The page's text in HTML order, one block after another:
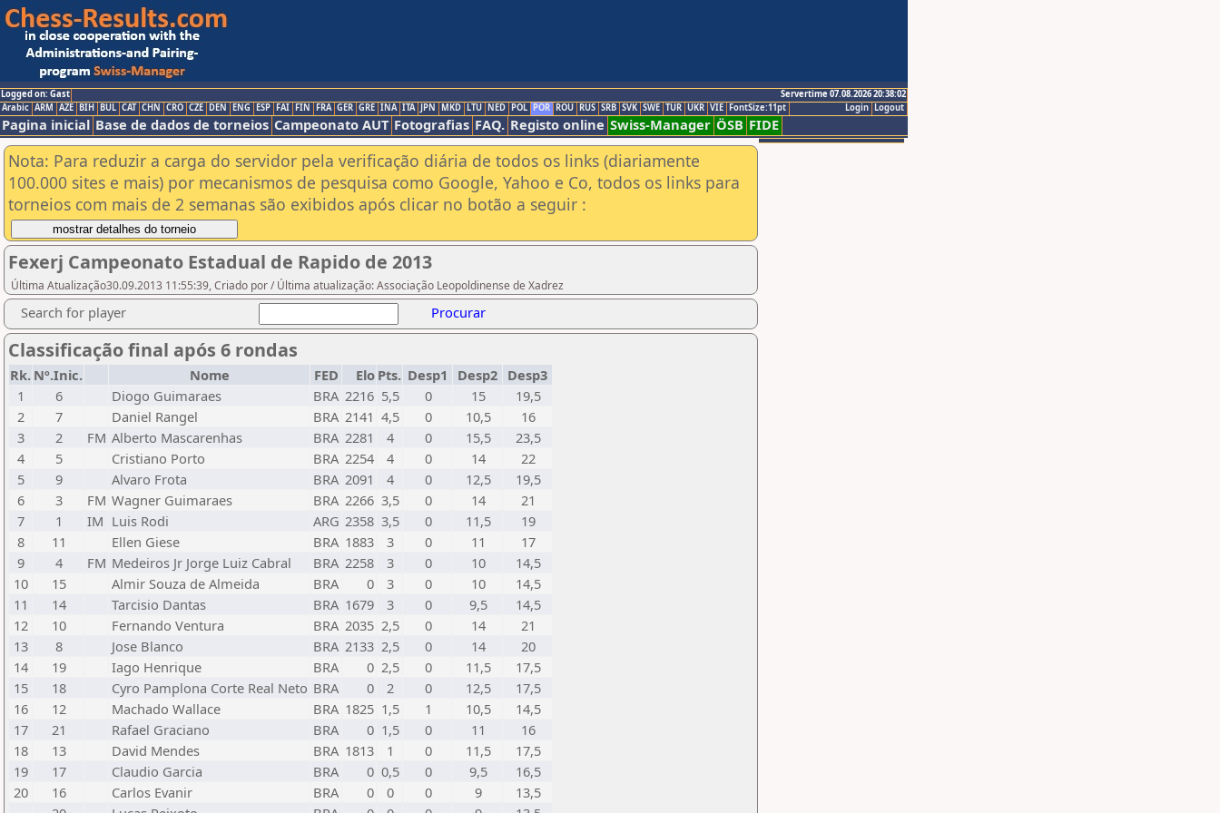
Logged on: Gast
Servertime 07.08.2026 20:38:02
Logout
Login
Arabic ARM AZE BIH BUL CAT CHN CRO CZE DEN ENG ESP FAI FIN FRA GER GRE INA ITA JPN MKD LTU NED POL POR ROU RUS SRB SVK SWE TUR UKR VIE FontSize:11pt
Pagina inicial Base de dados de torneios Campeonato AUT Fotografias FAQ. Registo online Swiss-Manager ÖSB FIDE
Nota: Para reduzir a carga do servidor pela verificação diária de todos os links (diariamente
100.000 sites e mais) por mecanismos de pesquisa como Google, Yahoo e Co, todos os links para
torneios com mais de 2 semanas são exibidos após clicar no botão a seguir :
Fexerj Campeonato Estadual de Rapido de 2013
Última Atualização30.09.2013 11:55:39, Criado por / Última atualização: Associação Leopoldinense de Xadrez
Search for player Procurar
Classificação final após 6 rondas
Rk. Nº.Inic. Nome FED Elo Pts. Desp1 Desp2 Desp3
1
6 Diogo Guimaraes BRA 2216 5,5 0 15
19,5
2
7 Daniel Rangel BRA 2141 4,5 0 10,5
16
3
2 FM Alberto Mascarenhas BRA 2281 4 0 15,5
23,5
4
5 Cristiano Porto BRA 2254 4 0 14
22
5
9 Alvaro Frota BRA 2091 4 0 12,5
19,5
6
3 FM Wagner Guimaraes BRA 2266 3,5 0 14
21
7
1 IM Luis Rodi ARG 2358 3,5 0 11,5
19
8
11 Ellen Giese BRA 1883 3 0 11
17
9
4 FM Medeiros Jr Jorge Luiz Cabral BRA 2258 3 0 10
14,5
10
15 Almir Souza de Almeida BRA 0 3 0 10
14,5
11
14 Tarcisio Dantas BRA 1679 3 0 9,5
14,5
12
10 Fernando Ventura BRA 2035 2,5 0 14
21
13
8 Jose Blanco BRA 2133 2,5 0 14
20
14
19 Iago Henrique BRA 0 2,5 0 11,5
17,5
15
18 Cyro Pamplona Corte Real Neto BRA 0 2 0 12,5
17,5
16
12 Machado Wallace BRA 1825 1,5 1 10,5
14,5
17
21 Rafael Graciano BRA 0 1,5 0 11
16
18
13 David Mendes BRA 1813 1 0 11,5
17,5
19
17 Claudio Garcia BRA 0 0,5 0 9,5
16,5
20
16 Carlos Evanir BRA 0 0 0 9
13,5